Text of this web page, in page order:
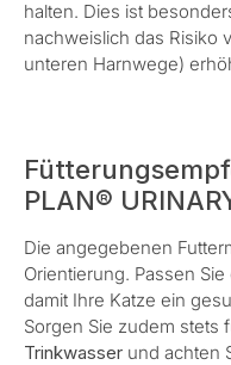
halten. Dies ist
nachweislich das Risiko
unteren Harnwege)
PLAN®
Die angegebenen
Orientierung. Passen
damit Ihre Katze ein
Sorgen Sie zudem stets
Trinkwasser und achten